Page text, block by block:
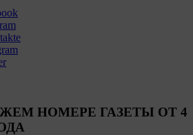
НОМЕРЕ ГАЗЕТЫ ОТ 4